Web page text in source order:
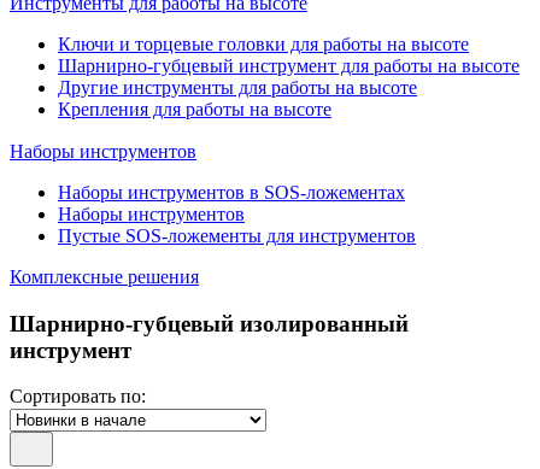
Ключи и торцевые головки для работы на высоте
Шарнирно-губцевый инструмент для работы на высоте
Другие инструменты для работы на высоте
Крепления для работы на высоте
Наборы инструментов
Наборы инструментов в SOS-ложементах
Наборы инструментов
Пустые SOS-ложементы для инструментов
Комплексные решения
Шарнирно-губцевый изолированный
инструмент
Сортировать по: